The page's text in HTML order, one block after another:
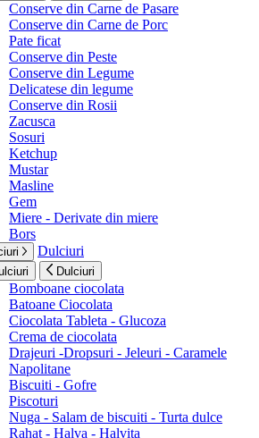
Conserve din Carne de Pasare
Conserve din Carne de Porc
Pate ficat
Conserve din Peste
Conserve din Legume
Delicatese din legume
Conserve din Rosii
Zacusca
Sosuri
Ketchup
Mustar
Masline
Gem
Miere - Derivate din miere
Bors
Dulciuri
Dulciuri
Bomboane ciocolata
Batoane Ciocolata
Ciocolata Tableta - Glucoza
Crema de ciocolata
Drajeuri -Dropsuri - Jeleuri - Caramele
Napolitane
Biscuiti - Gofre
Piscoturi
Nuga - Salam de biscuiti - Turta dulce
Rahat - Halva - Halvita